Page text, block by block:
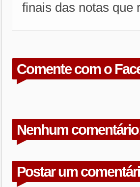
finais das notas que
Comente com o
Nenhum
Postar um